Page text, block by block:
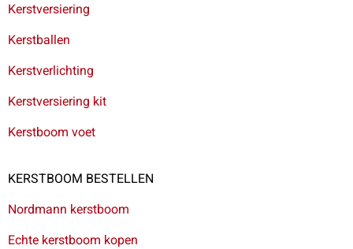
Kerstversiering
Kerstballen
Kerstverlichting
Kerstversiering kit
Kerstboom voet
KERSTBOOM BESTELLEN
Nordmann kerstboom
Echte kerstboom kopen